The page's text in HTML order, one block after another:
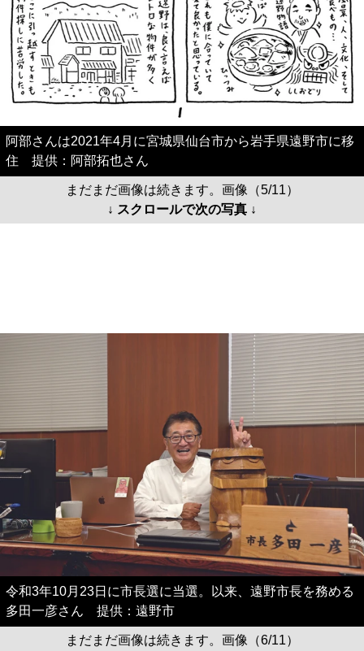
阿部さんは2021年4月に宮城県仙台市から岩手県遠野市に移
住 提供：阿部拓也さん
まだまだ画像は続きます。画像（5/11）
↓ スクロールで次の写真 ↓
令和3年10月23日に市長選に当選。以来、遠野市長を務める
多田一彦さん 提供：遠野市
まだまだ画像は続きます。画像（6/11）